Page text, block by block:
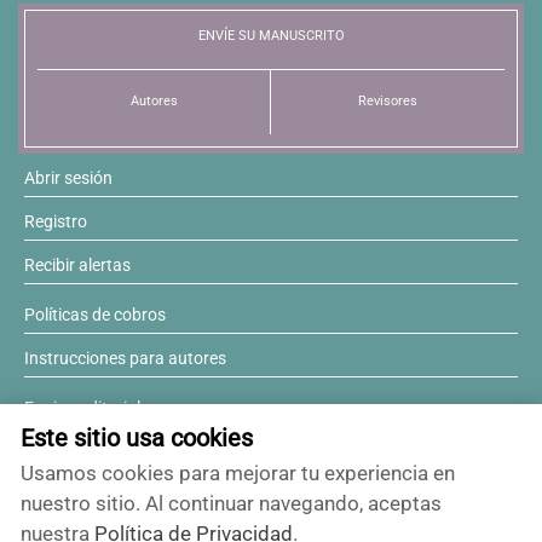
Resúmenes de congresos
Este sitio usa cookies
Usamos cookies para mejorar tu experiencia en
nuestro sitio. Al continuar navegando, aceptas
nuestra Política de Privacidad.
ENVÍE SU MANUSCRITO
Autores Revisores
Abrir sesión
Registro
Recibir alertas
Políticas de cobros
Instrucciones para autores
Equipo editorial
Comité editorial
¿Desea ser revisor?